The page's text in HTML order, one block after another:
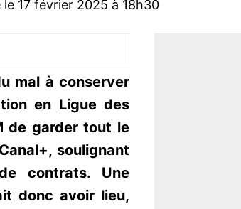
le 17 février 2025 à 18h30
mal à conserver
en Ligue des
de garder tout le
soulignant
contrats. Une
donc avoir lieu,